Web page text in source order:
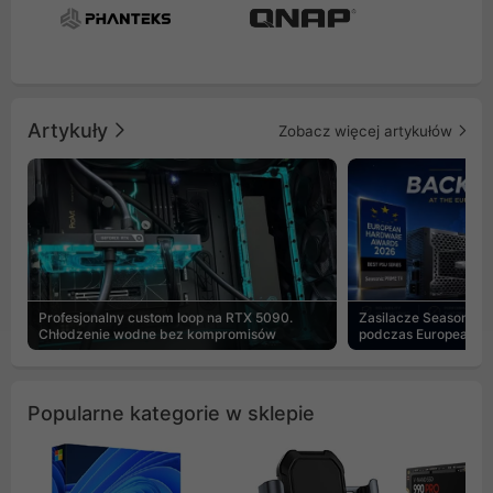
Artykuły Zobacz więcej artykułów
Profesjonalny custom loop na RTX 5090.
Chłodzenie wodne bez kompromisów
Zasilacze Seasonic
podczas European
Popularne kategorie w sklepie